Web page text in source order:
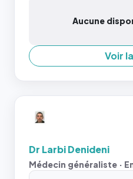
Aucune
Voir
Dr Larbi Denideni
Médecin généraliste ·